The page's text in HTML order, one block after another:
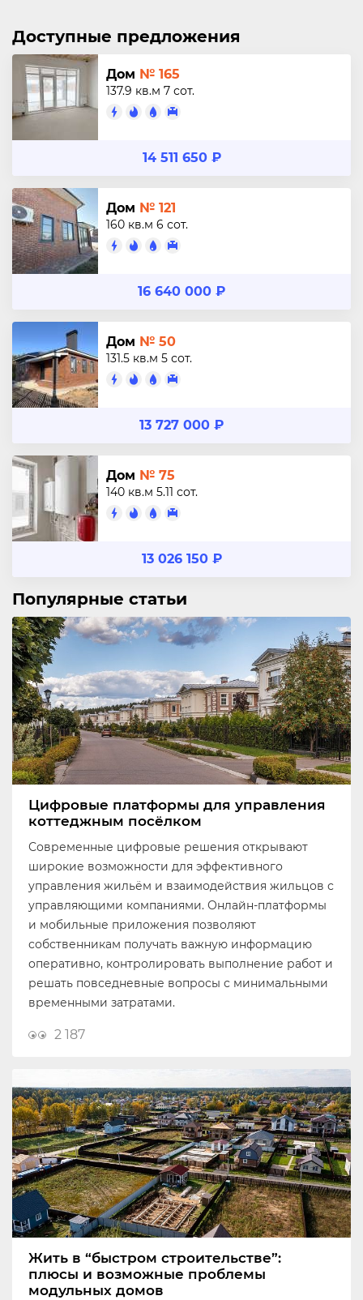
Доступные предложения
Дом № 165
137.9 кв.м 7 сот.
14 511 650 ₽
Дом № 121
160 кв.м 6 сот.
16 640 000 ₽
Дом № 50
131.5 кв.м 5 сот.
13 727 000 ₽
Дом № 75
140 кв.м 5.11 сот.
13 026 150 ₽
Популярные статьи
Цифровые платформы для управления
коттеджным посёлком
Современные цифровые решения открывают
широкие возможности для эффективного
управления жильём и взаимодействия жильцов с
управляющими компаниями. Онлайн-платформы
и мобильные приложения позволяют
собственникам получать важную информацию
оперативно, контролировать выполнение работ и
решать повседневные вопросы с минимальными
временными затратами.
2 187
Жить в “быстром строительстве”:
плюсы и возможные проблемы
модульных домов